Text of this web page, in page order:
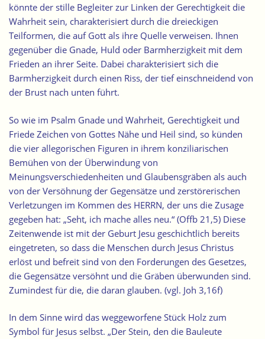
könnte der stille Begleiter zur Linken der Gerechtigkeit die
Wahrheit sein, charakterisiert durch die dreieckigen
Teilformen, die auf Gott als ihre Quelle verweisen. Ihnen
gegenüber die Gnade, Huld oder Barmherzigkeit mit dem
Frieden an ihrer Seite. Dabei charakterisiert sich die
Barmherzigkeit durch einen Riss, der tief einschneidend von
der Brust nach unten führt.
So wie im Psalm Gnade und Wahrheit, Gerechtigkeit und
Friede Zeichen von Gottes Nähe und Heil sind, so künden
die vier allegorischen Figuren in ihrem konziliarischen
Bemühen von der Überwindung von
Meinungsverschiedenheiten und Glaubensgräben als auch
von der Versöhnung der Gegensätze und zerstörerischen
Verletzungen im Kommen des HERRN, der uns die Zusage
gegeben hat: „Seht, ich mache alles neu.“ (Offb 21,5) Diese
Zeitenwende ist mit der Geburt Jesu geschichtlich bereits
eingetreten, so dass die Menschen durch Jesus Christus
erlöst und befreit sind von den Forderungen des Gesetzes,
die Gegensätze versöhnt und die Gräben überwunden sind.
Zumindest für die, die daran glauben. (vgl. Joh 3,16f)
In dem Sinne wird das weggeworfene Stück Holz zum
Symbol für Jesus selbst. „Der Stein, den die Bauleute